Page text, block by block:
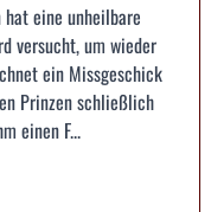
eine unheilbare
versucht, um wieder
ein Missgeschick
Prinzen schließlich
einen F...